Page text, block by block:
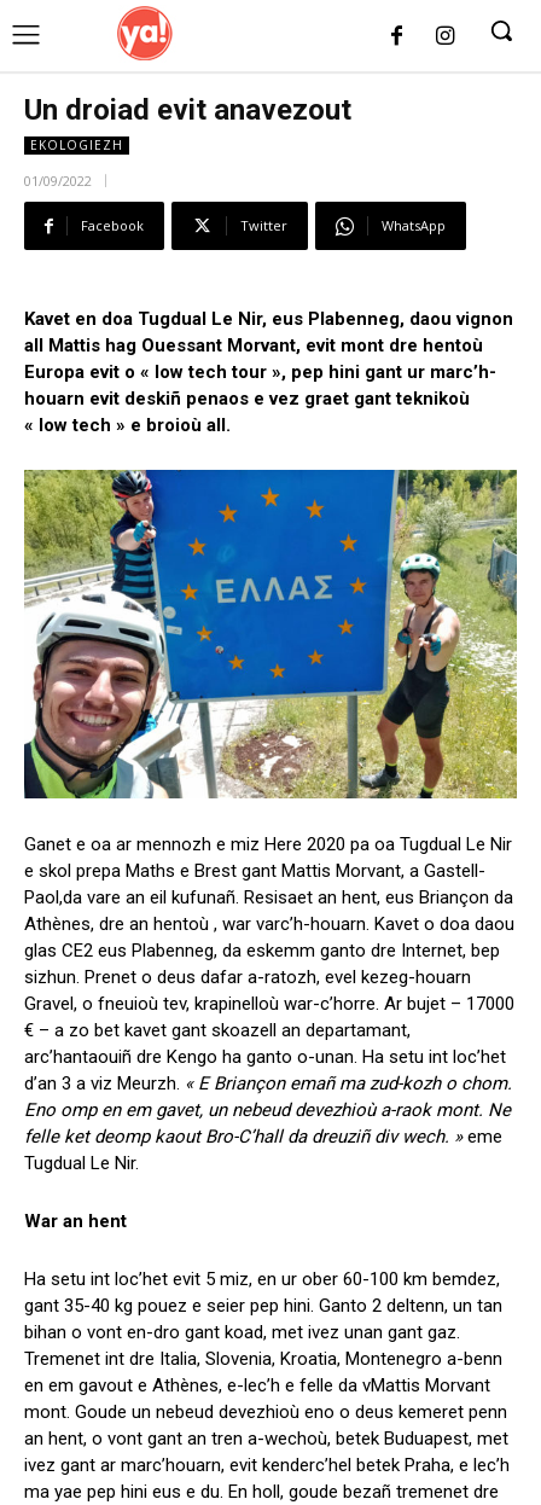
Un droiad evit anavezout
EKOLOGIEZH
01/09/2022
Facebook Twitter WhatsApp
Kavet en doa Tugdual Le Nir, eus Plabenneg, daou vignon
all Mattis hag Ouessant Morvant, evit mont dre hentoù
Europa evit o « low tech tour », pep hini gant ur marc’h-
houarn evit deskiñ penaos e vez graet gant teknikoù
« low tech » e broioù all.
Ganet e oa ar mennozh e miz Here 2020 pa oa Tugdual Le Nir
e skol prepa Maths e Brest gant Mattis Morvant, a Gastell-
Paol,da vare an eil kufunañ. Resisaet an hent, eus Briançon da
Athènes, dre an hentoù , war varc’h-houarn. Kavet o doa daou
glas CE2 eus Plabenneg, da eskemm ganto dre Internet, bep
sizhun. Prenet o deus dafar a-ratozh, evel kezeg-houarn
Gravel, o fneuioù tev, krapinelloù war-c’horre. Ar bujet – 17000
€ – a zo bet kavet gant skoazell an departamant,
arc’hantaouiñ dre Kengo ha ganto o-unan. Ha setu int loc’het
d’an 3 a viz Meurzh. « E Briançon emañ ma zud-kozh o chom.
Eno omp en em gavet, un nebeud devezhioù a-raok mont. Ne
felle ket deomp kaout Bro-C’hall da dreuziñ div wech. »eme
Tugdual Le Nir.
War an hent
Ha setu int loc’het evit 5 miz, en ur ober 60-100 km bemdez,
gant 35-40 kg pouez e seier pep hini. Ganto 2 deltenn, un tan
bihan o vont en-dro gant koad, met ivez unan gant gaz.
Tremenet int dre Italia, Slovenia, Kroatia, Montenegro a-benn
en em gavout e Athènes, e-lec’h e felle da vMattis Morvant
mont. Goude un nebeud devezhioù eno o deus kemeret penn
an hent, o vont gant an tren a-wechoù, betek Buduapest, met
ivez gant ar marc’houarn, evit kenderc’hel betek Praha, e lec’h
ma yae pep hini eus e du. En holl, goude bezañ tremenet dre